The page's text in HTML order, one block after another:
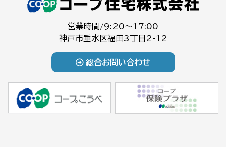
営業時間/9:20～17:00
神戸市垂水区福田3丁目2-12
総合お問い合わせ